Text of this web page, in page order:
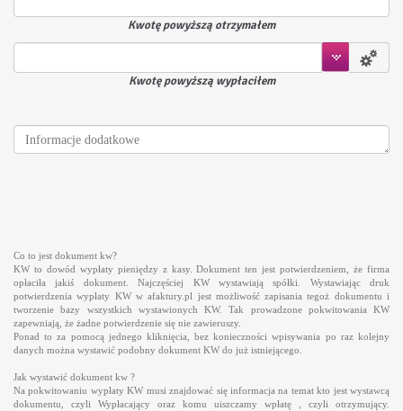
Kwotę powyższą otrzymałem
Kwotę powyższą wypłaciłem
Co to jest dokument kw?
KW to dowód wypłaty pieniędzy z kasy. Dokument ten jest potwierdzeniem, że firma
opłaciła jakiś dokument. Najczęściej KW wystawiają spółki. Wystawiając druk
potwierdzenia wypłaty KW w afaktury.pl jest możliwość zapisania tegoż dokumentu i
tworzenie bazy wszystkich wystawionych KW. Tak prowadzone pokwitowania KW
zapewniają, że żadne potwierdzenie się nie zawieruszy.
Ponad to za pomocą jednego kliknięcia, bez konieczności wpisywania po raz kolejny
danych można wystawić podobny dokument KW do już istniejącego.
Jak wystawić dokument kw ?
Na pokwitowaniu wypłaty KW musi znajdować się informacja na temat kto jest wystawcą
dokumentu, czyli Wypłacający oraz komu uiszczamy wpłatę , czyli otrzymujący.